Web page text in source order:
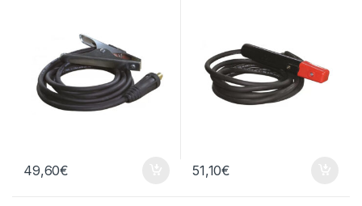
49,60€ 51,10€